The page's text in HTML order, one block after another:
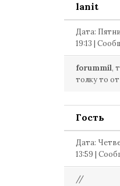
lanit
Дата:
19:13 |
forummil,
толку то
Гость
Дата:
13:59 |
//